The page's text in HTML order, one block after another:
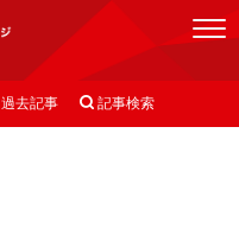
過去記事  記事検索